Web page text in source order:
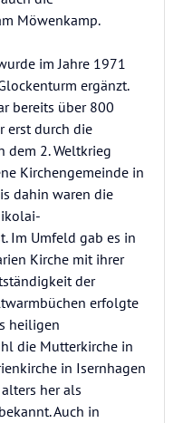
Möwenkamp.
im Jahre 1971
ergänzt.
bereits über 800
erst durch die
dem 2. Weltkrieg
Kirchengemeinde in
dahin waren die
Im Umfeld gab es in
Kirche mit ihrer
der
erfolgte
heiligen
die Mutterkirche in
in Isernhagen
her als
Auch in